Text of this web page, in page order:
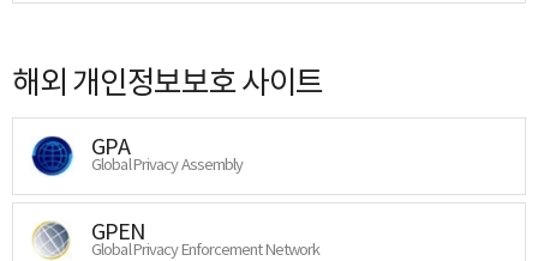
해외 개인정보보호 사이트
GPA
Global Privacy Assembly
GPEN
Global Privacy Enforcement Network